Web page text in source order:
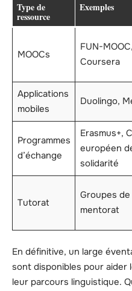
Type de
ressource
Exemples
MOOCs
FUN-MOOC,
Coursera
Applications
mobiles
Duolingo,
Programmes
d’échange
Erasmus+,
européen
solidarité
Tutorat
Groupes de
mentorat
En définitive, un large
sont disponibles pour aider
leur parcours linguistique.